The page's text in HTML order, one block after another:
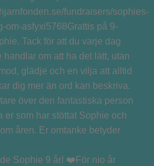
Sophie 9 år! ❤️För nio år